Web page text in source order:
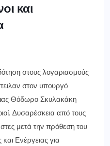
και
στους λογαριασμούς
στον υπουργό
Θόδωρο Σκυλακάκη
Δυσαρέσκεια από τους
μετά την πρόθεση του
Ενέργειας για